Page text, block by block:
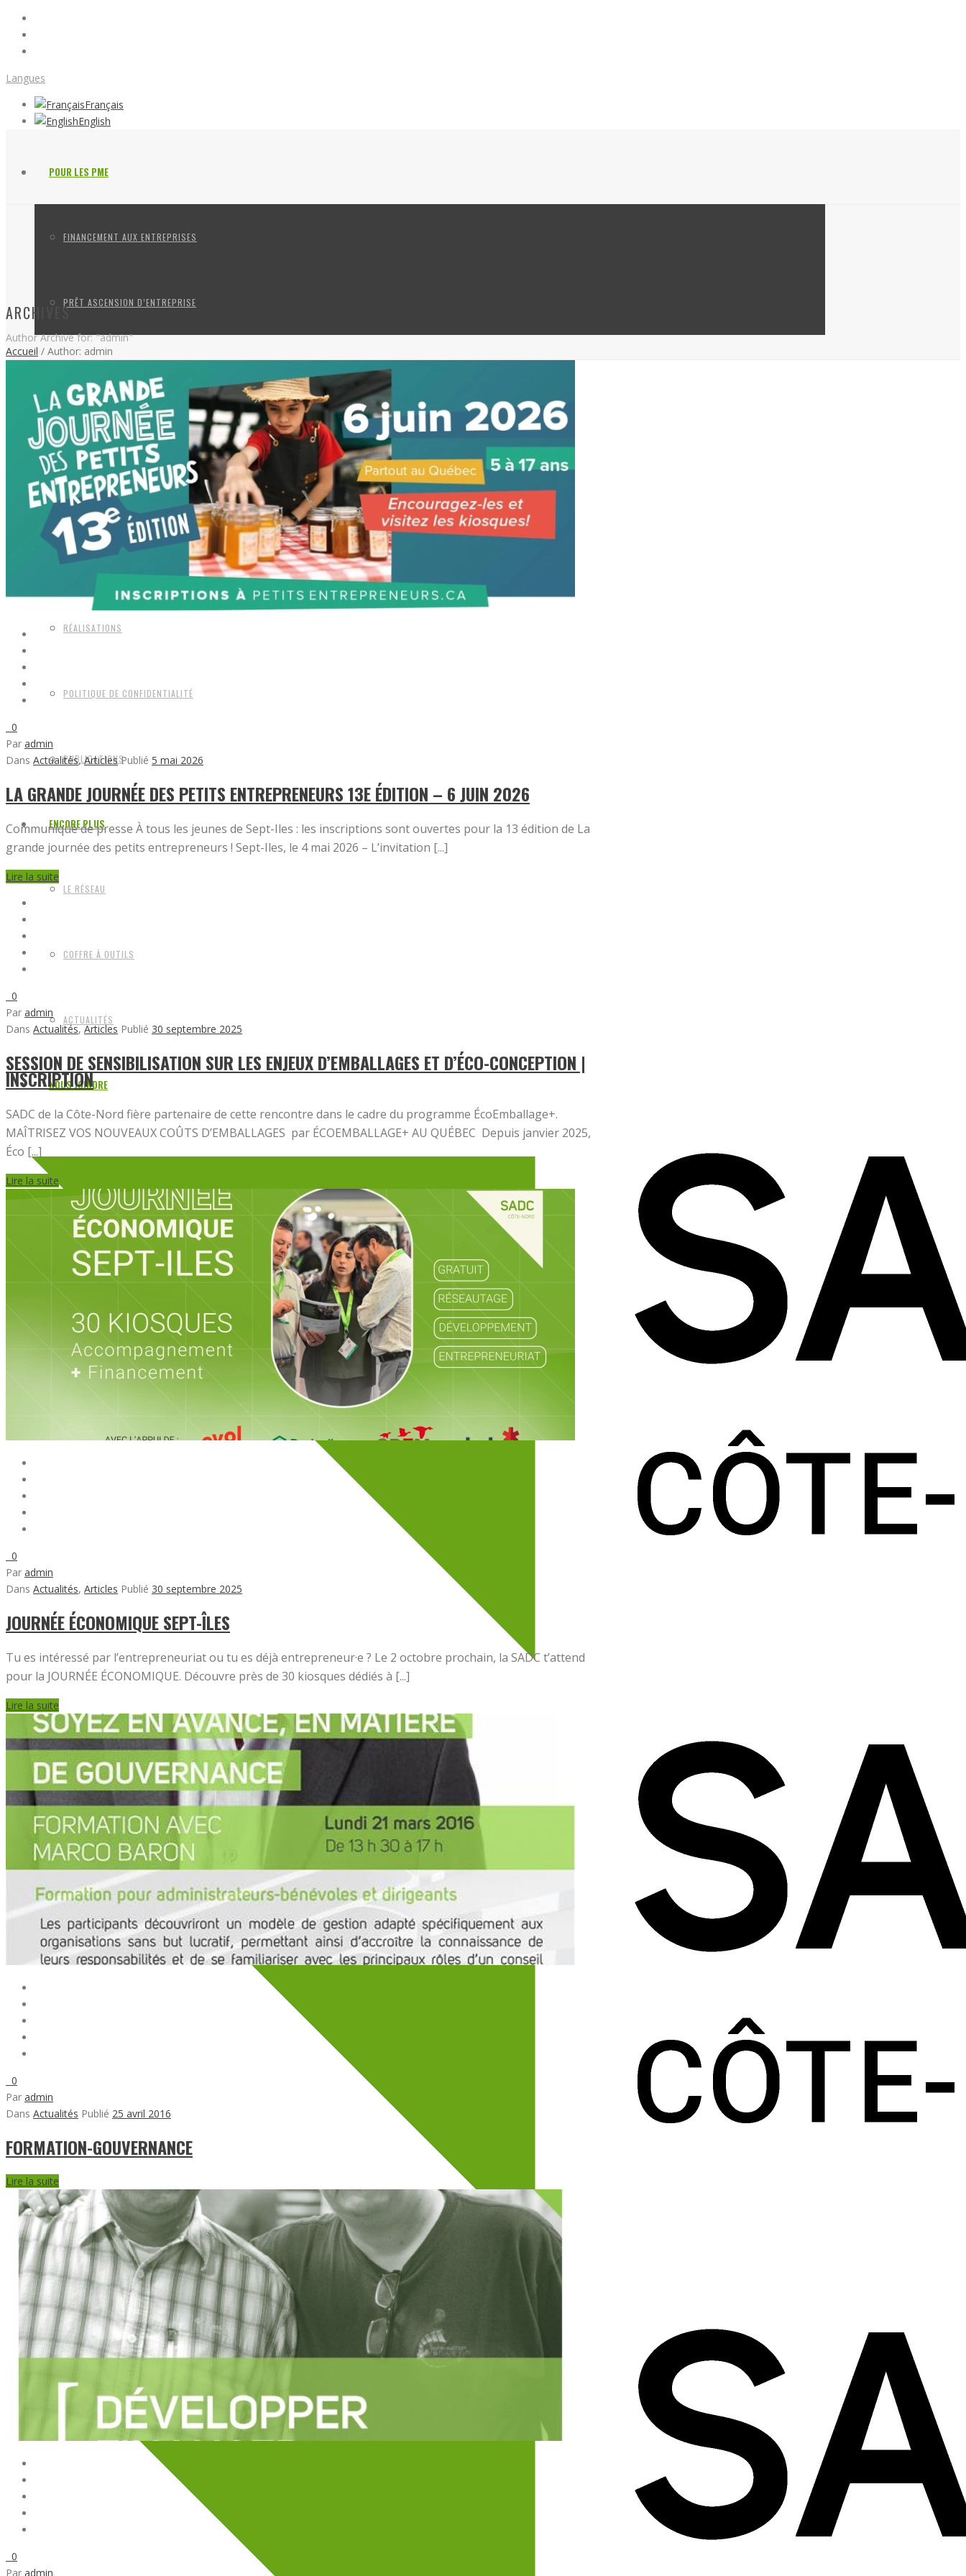
Langues
Français
English
POUR LES PME
FINANCEMENT AUX ENTREPRISES
PRÊT ASCENSION D’ENTREPRISE
LA SADC
L’ÉQUIPE
CONSEIL D’ADMINISTRATION
RÉALISATIONS
POLITIQUE DE CONFIDENTIALITÉ
PUBLICATIONS
ENCORE PLUS
LE RÉSEAU
COFFRE À OUTILS
ACTUALITÉS
NOUS JOINDRE
ARCHIVES
Author Archive for: "admin"
Accueil / Author: admin
0
Par admin
Dans Actualités,ArticlesPublié 5 mai 2026
LA GRANDE JOURNÉE DES PETITS ENTREPRENEURS 13E ÉDITION – 6 JUIN 2026
Communiqué de presse À tous les jeunes de Sept-Iles : les inscriptions sont ouvertes pour la 13 édition de La
grande journée des petits entrepreneurs ! Sept-Iles, le 4 mai 2026 – L’invitation [...]
Lire la suite
0
Par admin
Dans Actualités,Articles Publié 30 septembre 2025
SESSION DE SENSIBILISATION SUR LES ENJEUX D’EMBALLAGES ET D’ÉCO-CONCEPTION |
INSCRIPTION
SADC de la Côte-Nord fière partenaire de cette rencontre dans le cadre du programme ÉcoEmballage+.
MAÎTRISEZ VOS NOUVEAUX COÛTS D’EMBALLAGES par ÉCOEMBALLAGE+ AU QUÉBEC Depuis janvier 2025,
Éco [...]
Lire la suite
0
Par admin
Dans Actualités, Articles Publié 30 septembre 2025
JOURNÉE ÉCONOMIQUE SEPT-ÎLES
Tu es intéressé par l’entrepreneuriat ou tu es déjà entrepreneur·e ? Le 2 octobre prochain, la SADC t’attend
pour la JOURNÉE ÉCONOMIQUE. Découvre près de 30 kiosques dédiés à [...]
Lire la suite
0
Par admin
Dans Actualités Publié 25 avril 2016
FORMATION-GOUVERNANCE
Lire la suite
0
Par admin